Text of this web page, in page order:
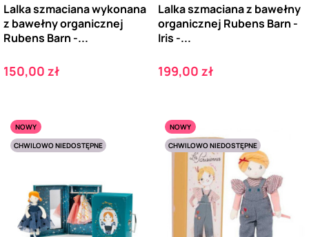
Lalka szmaciana wykonana
z bawełny organicznej
Rubens Barn -...
Cena
150,00 zł
Lalka szmaciana z bawełny
organicznej Rubens Barn -
Iris -...
Cena
199,00 zł
NOWY
CHWILOWO NIEDOSTĘPNE
NOWY
CHWILOWO NIEDOSTĘPNE